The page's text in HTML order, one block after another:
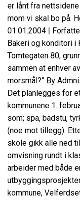
er lånt fra
mom vi skal bo på.
01.01.2004 |
Bakeri og konditori i
Tomtegaten 80,
sammen at enhver
morsmål?” By
Det planlegges for
kommunene 1.
som; spa, badstu,
(noe mot tillegg).
skole gikk alle ned
omvisning rundt i
arbeider med både
kommune,